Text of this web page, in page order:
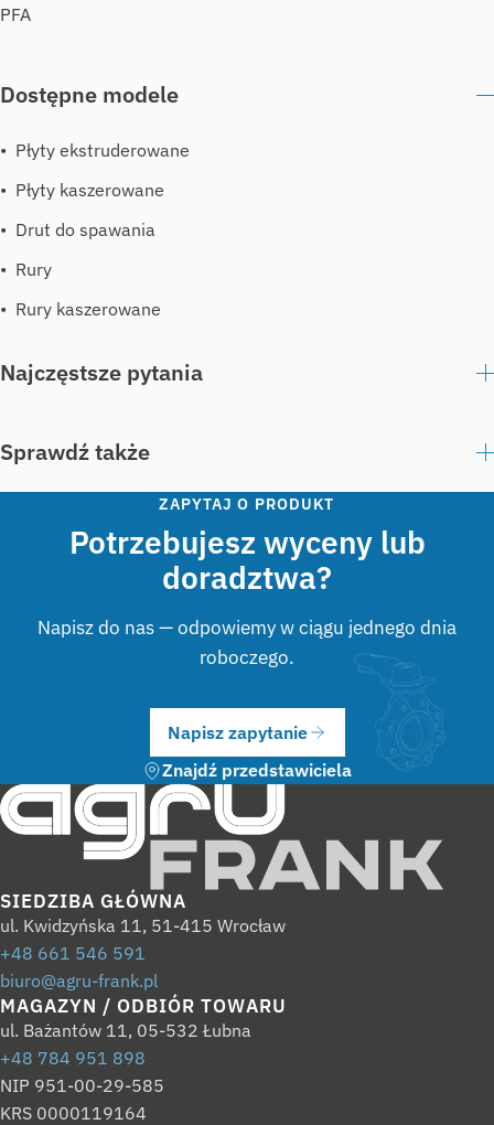
PFA
Dostępne modele
Płyty ekstruderowane
Płyty kaszerowane
Drut do spawania
Rury
Rury kaszerowane
Najczęstsze pytania
Sprawdź także
ZAPYTAJ O PRODUKT
Potrzebujesz wyceny lub
doradztwa?
Napisz do nas — odpowiemy w ciągu jednego dnia
roboczego.
Napisz zapytanie
Znajdź przedstawiciela
SIEDZIBA GŁÓWNA
ul. Kwidzyńska 11, 51-415 Wrocław
+48 661 546 591
biuro@agru-frank.pl
MAGAZYN / ODBIÓR TOWARU
ul. Bażantów 11, 05-532 Łubna
+48 784 951 898
NIP 951-00-29-585
KRS 0000119164